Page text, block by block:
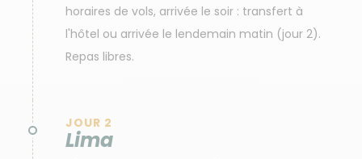
horaires de vols, arrivée le soir : transfert à
l'hôtel ou arrivée le lendemain matin (jour 2).
Repas libres.
JOUR 2
Lima